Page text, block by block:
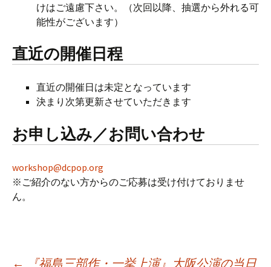
けはご遠慮下さい。（次回以降、抽選から外れる可
能性がございます）
直近の開催日程
直近の開催日は未定となっています
決まり次第更新させていただきます
お申し込み／お問い合わせ
workshop@dcpop.org
※ご紹介のない方からのご応募は受け付けておりませ
ん。
← 『福島三部作・一挙上演』大阪公演の当日